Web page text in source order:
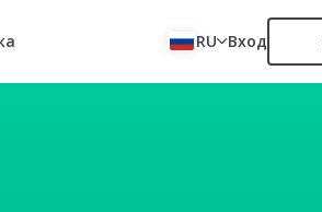
RU Вход